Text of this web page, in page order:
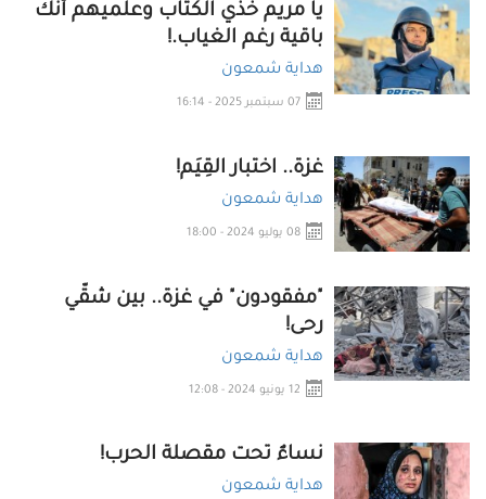
يا مريم خذي الكتاب وعلميهم أنك
باقية رغم الغياب.!
هداية شمعون
07 سبتمبر 2025 - 16:14
غزة.. اختبار القِيَم!
هداية شمعون
08 يوليو 2024 - 18:00
"مفقودون" في غزة.. بين شقّي
رحى!
هداية شمعون
12 يونيو 2024 - 12:08
نساءٌ تحت مقصلة الحرب!
هداية شمعون